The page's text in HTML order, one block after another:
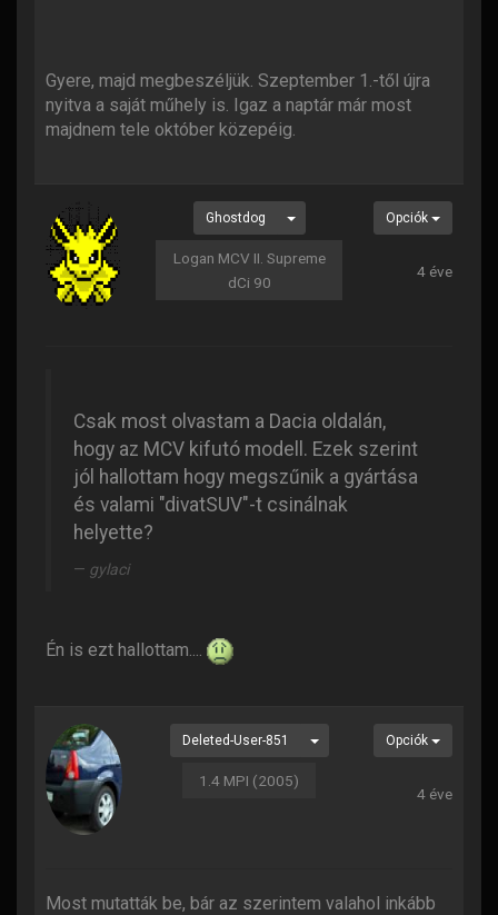
Gyere, majd megbeszéljük. Szeptember 1.-től újra
nyitva a saját műhely is. Igaz a naptár már most
majdnem tele október közepéig.
Ghostdog
Logan MCV II. Supreme
dCi 90
Opciók
4 éve
Csak most olvastam a Dacia oldalán,
hogy az MCV kifutó modell. Ezek szerint
jól hallottam hogy megszűnik a gyártása
és valami "divatSUV"-t csinálnak
helyette?
gylaci
Én is ezt hallottam....
Deleted-User-851
1.4 MPI (2005)
Opciók
4 éve
Most mutatták be, bár az szerintem valahol inkább